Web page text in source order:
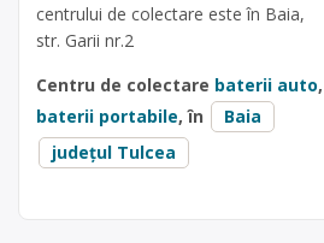
centrului de colectare este în Baia,
str. Garii nr.2
Centru de colectare baterii auto,
baterii portabile, în
Baia
județul Tulcea